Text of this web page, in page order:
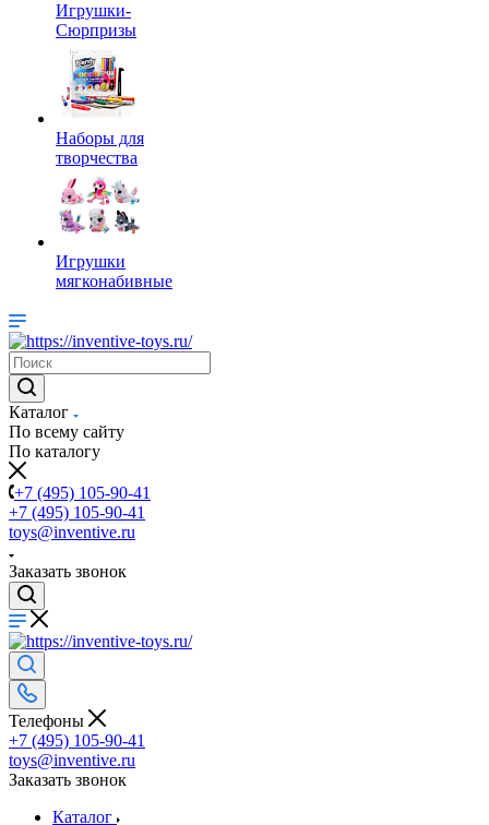
Игрушки-
Сюрпризы
Наборы для
творчества
Игрушки
мягконабивные
Каталог
По всему сайту
По каталогу
+7 (495) 105-90-41
+7 (495) 105-90-41
toys@inventive.ru
Заказать звонок
Телефоны
+7 (495) 105-90-41
toys@inventive.ru
Заказать звонок
Каталог